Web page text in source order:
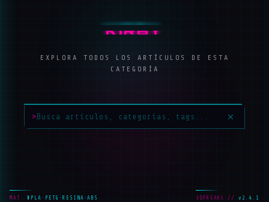
MAT: #PLA·PETG·RESINA·ABS 3DFREAKS:// v2.4.1
KIRBY
EXPLORA TODOS LOS ARTÍCULOS DE ESTA
CATEGORÍA
>